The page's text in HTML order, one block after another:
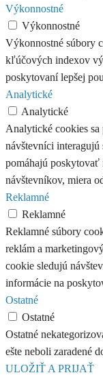
Výkonnostné
Výkonnostné
Výkonnostné súbory
kľúčových indexov
poskytovaní lepšej
Analytické
Analytické
Analytické cookies
návštevníci
pomáhajú poskytovať
návštevníkov, miera
Reklamné
Reklamné
Reklamné súbory
reklám a
cookie sledujú
informácie na
Ostatné
Ostatné
Ostatné
ešte neboli zaradené
ULOŽIŤ A PRIJAŤ